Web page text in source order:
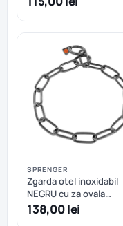
SPRENGER
Zgarda otel inoxidabil
NEGRU cu za ovala
Sprenger, lungimi: 60-
cm - 66 cm
138,00 lei